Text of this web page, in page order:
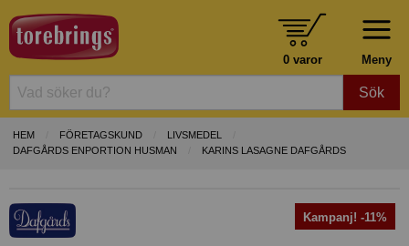
Meny
0 varor
Sök
HEM FÖRETAGSKUND
LIVSMEDEL
DAFGÅRDS ENPORTION HUSMAN
KARINS LASAGNE DAFGÅRDS
Kampanj! -11%